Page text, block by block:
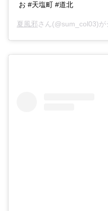
お #天塩町 #道北
夏風邪さん(@sum_col03)